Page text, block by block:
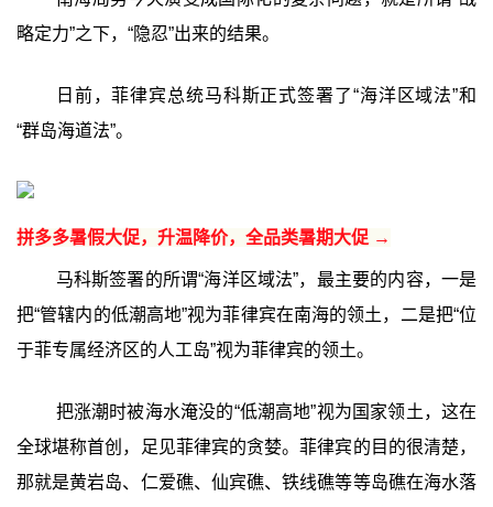
略定力”之下，“隐忍”出来的结果。
日前，菲律宾总统马科斯正式签署了“海洋区域法”和
“群岛海道法”。
拼多多暑假大促，升温降价，全品类暑期大促 →
马科斯签署的所谓“海洋区域法”，最主要的内容，一是
把“管辖内的低潮高地”视为菲律宾在南海的领土，二是把“位
于菲专属经济区的人工岛”视为菲律宾的领土。
把涨潮时被海水淹没的“低潮高地”视为国家领土，这在
全球堪称首创，足见菲律宾的贪婪。菲律宾的目的很清楚，
那就是黄岩岛、仁爱礁、仙宾礁、铁线礁等等岛礁在海水落